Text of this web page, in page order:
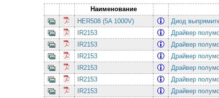
Наименование
HER508 (5A 1000V)
Диод
IR2153
Драйвер
IR2153
Драйвер
IR2153
Драйвер
IR2153
Драйвер
IR2153
Драйвер
IR2153
Драйвер